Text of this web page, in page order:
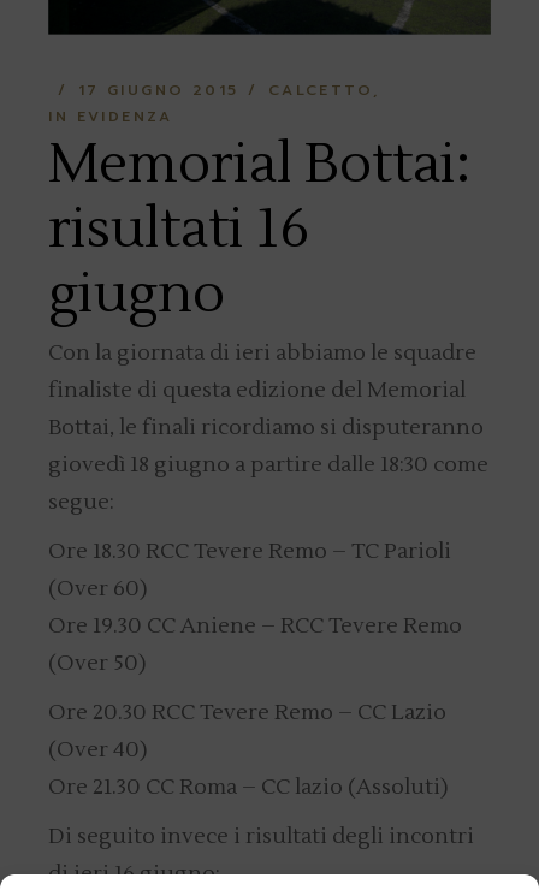
17 GIUGNO 2015
CALCETTO
IN EVIDENZA
Memorial Bottai:
risultati 16
giugno
Con la giornata di ieri abbiamo le squadre
finaliste di questa edizione del Memorial
Bottai, le finali ricordiamo si disputeranno
giovedì 18 giugno a partire dalle 18:30 come
segue:
Ore 18.30 RCC Tevere Remo – TC Parioli
(Over 60)
Ore 19.30 CC Aniene – RCC Tevere Remo
(Over 50)
Ore 20.30 RCC Tevere Remo – CC Lazio
(Over 40)
Ore 21.30 CC Roma – CC lazio (Assoluti)
Di seguito invece i risultati degli incontri
di ieri 16 giugno: